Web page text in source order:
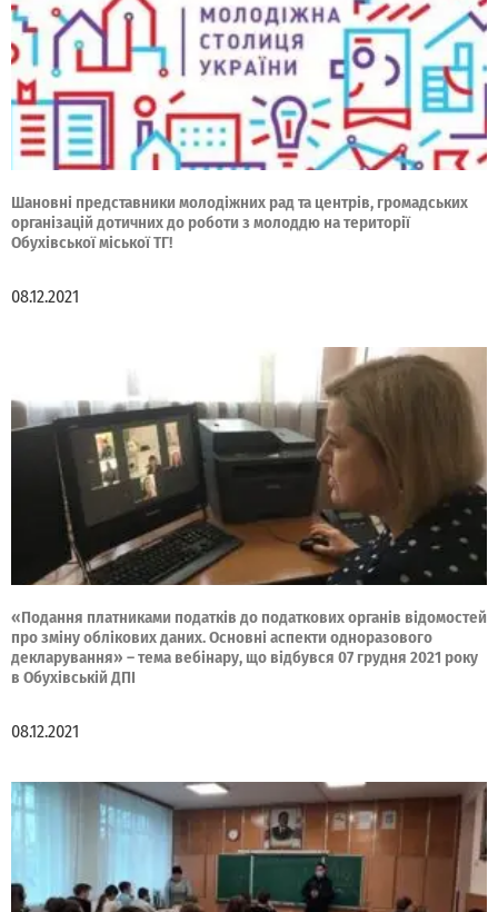
Шановні представники молодіжних рад та центрів, громадських
організацій дотичних до роботи з молоддю на території
Обухівської міської ТГ!
08.12.2021
«Подання платниками податків до податкових органів відомостей
про зміну облікових даних. Основні аспекти одноразового
декларування» – тема вебінару, що відбувся 07 грудня 2021 року
в Обухівській ДПІ
08.12.2021